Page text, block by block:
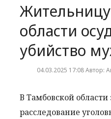
области
убийство
04.03.2025 17:08 Автор:
В Тамбовской
расследование